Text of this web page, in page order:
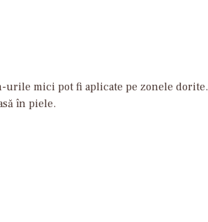
urile mici pot fi aplicate pe zonele dorite.
în piele.